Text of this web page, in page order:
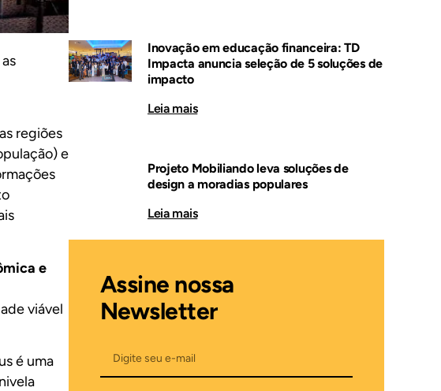
regiões
e
e
viável
é uma
Inovação em educação financeira: TD
Impacta anuncia seleção de 5 soluções de
impacto
Leia mais
Projeto Mobiliando leva soluções de
design a moradias populares
Leia mais
Assine nossa
Newsletter